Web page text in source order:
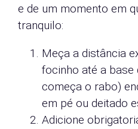
e de um momento em
tranquilo:
Meça a distância
focinho até a base
começa o rabo)
em pé ou deitado
Adicione